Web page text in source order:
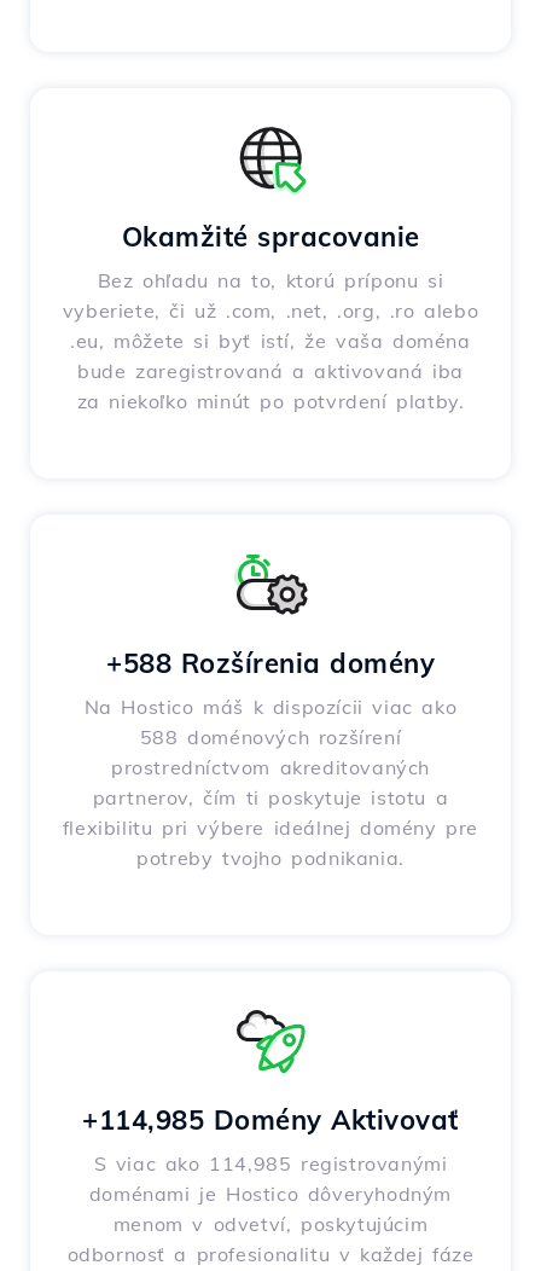
Okamžité spracovanie
Bez ohľadu na to, ktorú príponu si
vyberiete, či už .com, .net, .org, .ro alebo
.eu, môžete si byť istí, že vaša doména
bude zaregistrovaná a aktivovaná iba
za niekoľko minút po potvrdení platby.
+588 Rozšírenia domény
Na Hostico máš k dispozícii viac ako
588 doménových rozšírení
prostredníctvom akreditovaných
partnerov, čím ti poskytuje istotu a
flexibilitu pri výbere ideálnej domény pre
potreby tvojho podnikania.
+114,985 Domény Aktivovať
S viac ako 114,985 registrovanými
doménami je Hostico dôveryhodným
menom v odvetví, poskytujúcim
odbornosť a profesionalitu v každej fáze